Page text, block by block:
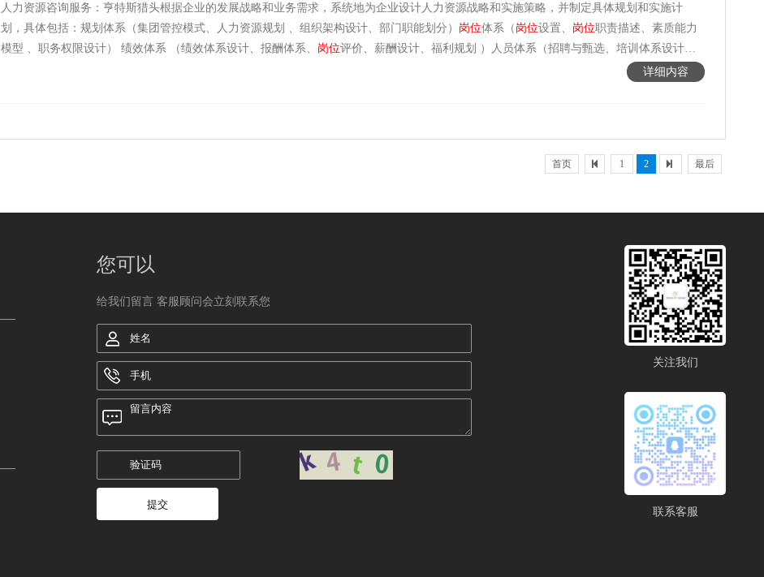
人力资源咨询服务：亨特斯猎头根据企业的发展战略和业务需求，系统地为企业设计人力资源战略和实施策略，并制定具体规划和实施计
划，具体包括：规划体系（集团管控模式、人力资源规划 、组织架构设计、部门职能划分） 岗位体系（ 岗位设置、 岗位职责描述、素质能力
模型 、职务权限设计） 绩效体系 （绩效体系设计、报酬体系、 岗位评价、薪酬设计、福利规划 ）人员体系（招聘与甄选、培训体系设计、
详细内容
首页 1 2 最后
您可以
给我们留言 客服顾问会立刻联系您
关注我们
联系客服